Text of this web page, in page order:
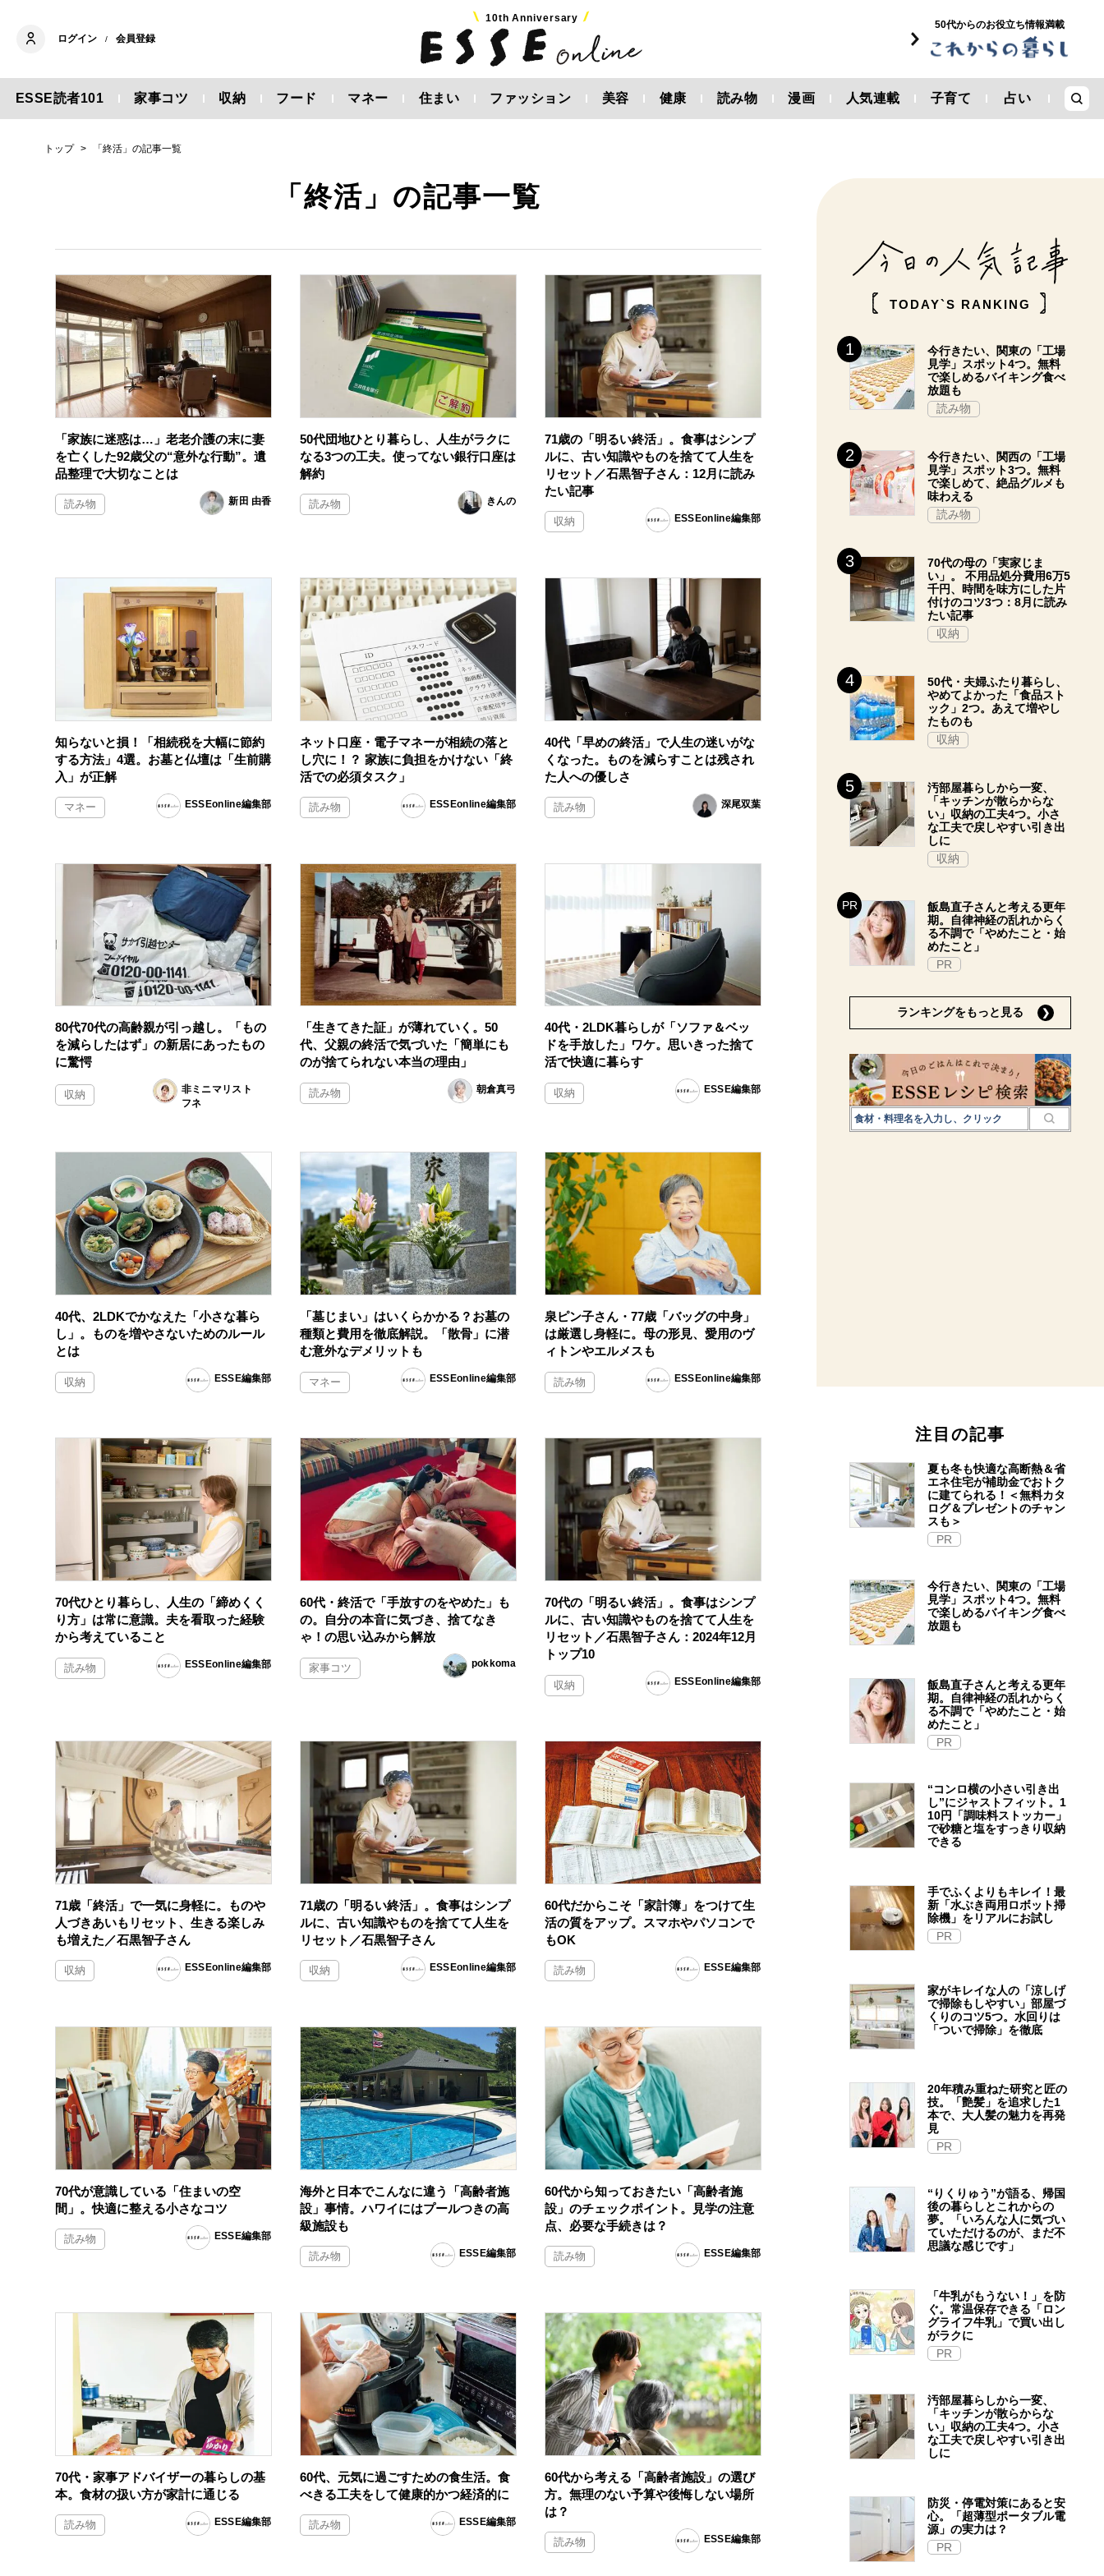
ログイン / 会員登録
10th Anniversary
50代からのお役立ち情報満載
ESSE読者101 家事コツ 収納 フード マネー 住まい ファッション 美容 健康 読み物 漫画 人気連載 子育て 占い
トップ 「終活」の記事一覧
「終活」の記事一覧
「家族に迷惑は…」老老介護の末に妻
を亡くした92歳父の“意外な行動”。遺
品整理で大切なことは
読み物 新田 由香
50代団地ひとり暮らし、人生がラクに
なる3つの工夫。使ってない銀行口座は
解約
読み物 きんの
71歳の「明るい終活」。食事はシンプ
ルに、古い知識やものを捨てて人生を
リセット／石黒智子さん：12月に読み
たい記事
収納 ESSEonline編集部
知らないと損！「相続税を大幅に節約
する方法」4選。お墓と仏壇は「生前購
入」が正解
マネー ESSEonline編集部
ネット口座・電子マネーが相続の落と
し穴に！？ 家族に負担をかけない「終
活での必須タスク」
読み物 ESSEonline編集部
40代「早めの終活」で人生の迷いがな
くなった。ものを減らすことは残され
た人への優しさ
読み物 深尾双葉
80代70代の高齢親が引っ越し。「もの
を減らしたはず」の新居にあったもの
に驚愕
収納
非ミニマリスト
フネ
「生きてきた証」が薄れていく。50
代、父親の終活で気づいた「簡単にも
のが捨てられない本当の理由」
読み物 朝倉真弓
40代・2LDK暮らしが「ソファ＆ベッ
ドを手放した」ワケ。思いきった捨て
活で快適に暮らす
収納 ESSE編集部
40代、2LDKでかなえた「小さな暮ら
し」。ものを増やさないためのルール
とは
収納 ESSE編集部
「墓じまい」はいくらかかる？お墓の
種類と費用を徹底解説。「散骨」に潜
む意外なデメリットも
マネー ESSEonline編集部
泉ピン子さん・77歳「バッグの中身」
は厳選し身軽に。母の形見、愛用のヴ
ィトンやエルメスも
読み物 ESSEonline編集部
70代ひとり暮らし、人生の「締めくく
り方」は常に意識。夫を看取った経験
から考えていること
読み物 ESSEonline編集部
60代・終活で「手放すのをやめた」も
の。自分の本音に気づき、捨てなき
ゃ！の思い込みから解放
家事コツ pokkoma
70代の「明るい終活」。食事はシンプ
ルに、古い知識やものを捨てて人生を
リセット／石黒智子さん：2024年12月
トップ10
収納 ESSEonline編集部
71歳「終活」で一気に身軽に。ものや
人づきあいもリセット、生きる楽しみ
も増えた／石黒智子さん
収納 ESSEonline編集部
71歳の「明るい終活」。食事はシンプ
ルに、古い知識やものを捨てて人生を
リセット／石黒智子さん
収納 ESSEonline編集部
60代だからこそ「家計簿」をつけて生
活の質をアップ。スマホやパソコンで
もOK
読み物 ESSE編集部
70代が意識している「住まいの空
間」。快適に整える小さなコツ
読み物 ESSE編集部
海外と日本でこんなに違う「高齢者施
設」事情。ハワイにはプールつきの高
級施設も
読み物 ESSE編集部
60代から知っておきたい「高齢者施
設」のチェックポイント。見学の注意
点、必要な手続きは？
読み物 ESSE編集部
70代・家事アドバイザーの暮らしの基
本。食材の扱い方が家計に通じる
読み物 ESSE編集部
60代、元気に過ごすための食生活。食
べきる工夫をして健康的かつ経済的に
読み物 ESSE編集部
60代から考える「高齢者施設」の選び
方。無理のない予算や後悔しない場所
は？
読み物 ESSE編集部
TODAY`S RANKING
今行きたい、関東の「工場
見学」スポット4つ。無料
で楽しめるバイキング食べ
放題も
読み物
今行きたい、関西の「工場
見学」スポット3つ。無料
で楽しめて、絶品グルメも
味わえる
読み物
70代の母の「実家じま
い」。 不用品処分費用6万5
千円、時間を味方にした片
付けのコツ3つ：8月に読み
たい記事
収納
50代・夫婦ふたり暮らし、
やめてよかった「食品スト
ック」2つ。あえて増やし
たものも
収納
汚部屋暮らしから一変、
「キッチンが散らからな
い」収納の工夫4つ。小さ
な工夫で戻しやすい引き出
しに
収納
飯島直子さんと考える更年
期。自律神経の乱れからく
る不調で「やめたこと・始
めたこと」
PR
ランキングをもっと見る
注目の記事
夏も冬も快適な高断熱＆省
エネ住宅が補助金でおトク
に建てられる！＜無料カタ
ログ＆プレゼントのチャン
スも＞
PR
今行きたい、関東の「工場
見学」スポット4つ。無料
で楽しめるバイキング食べ
放題も
飯島直子さんと考える更年
期。自律神経の乱れからく
る不調で「やめたこと・始
めたこと」
PR
“コンロ横の小さい引き出
し”にジャストフィット。1
10円「調味料ストッカー」
で砂糖と塩をすっきり収納
できる
手でふくよりもキレイ！最
新「水ぶき両用ロボット掃
除機」をリアルにお試し
PR
家がキレイな人の「涼しげ
で掃除もしやすい」部屋づ
くりのコツ5つ。水回りは
「ついで掃除」を徹底
20年積み重ねた研究と匠の
技。「艶髪」を追求した1
本で、大人髪の魅力を再発
見
PR
“りくりゅう”が語る、帰国
後の暮らしとこれからの
夢。「いろんな人に気づい
ていただけるのが、まだ不
思議な感じです」
「牛乳がもうない！」を防
ぐ。常温保存できる「ロン
グライフ牛乳」で買い出し
がラクに
PR
汚部屋暮らしから一変、
「キッチンが散らからな
い」収納の工夫4つ。小さ
な工夫で戻しやすい引き出
しに
防災・停電対策にあると安
心。「超薄型ポータブル電
源」の実力は？​
PR